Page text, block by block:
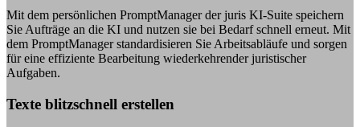
Mit dem persönlichen PromptManager der juris KI-Suite speichern
Sie Aufträge an die KI und nutzen sie bei Bedarf schnell erneut. Mit
dem PromptManager standardisieren Sie Arbeitsabläufe und sorgen
für eine effiziente Bearbeitung wiederkehrender juristischer
Aufgaben.
Texte blitzschnell erstellen